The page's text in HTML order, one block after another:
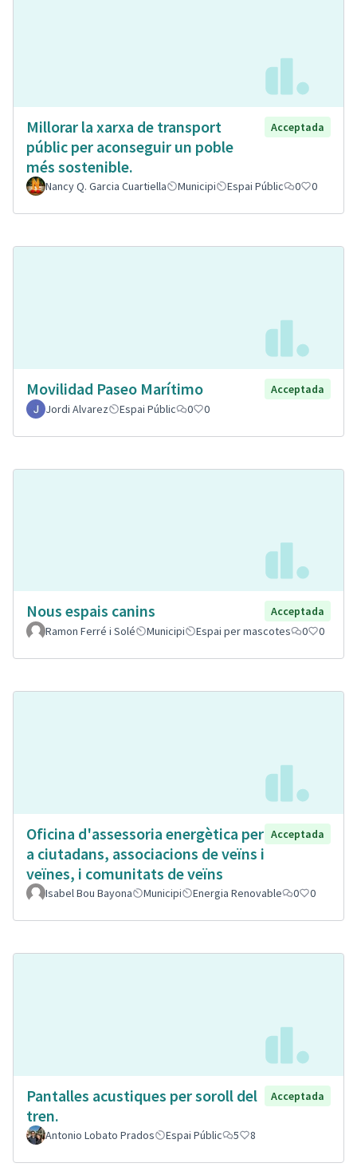
Millorar la xarxa de transport
públic per aconseguir un poble
més sostenible.
Acceptada
Nancy Q. Garcia Cuartiella Municipi Espai Públic 0 0
Movilidad Paseo Marítimo
Acceptada
Jordi Alvarez
Espai Públic 0 0
Nous espais canins
Acceptada
Ramon Ferré i Solé
Municipi Espai per mascotes 0 0
Oficina d'assessoria energètica per
a ciutadans, associacions de veïns i
veïnes, i comunitats de veïns
Acceptada
Isabel Bou Bayona Municipi Energia Renovable 0 0
Pantalles acustiques per soroll del
tren.
Acceptada
Antonio Lobato Prados Espai Públic 5 8